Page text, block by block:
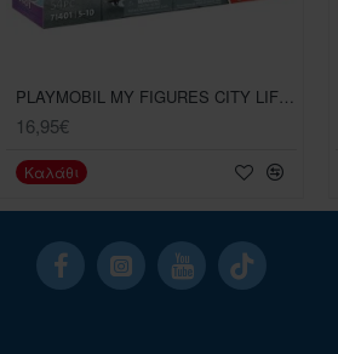
PLAYMOBIL MY FIGURES CITY LIFE ΖΩΗ ΣΤΗΝ ΠΟΛΗ
16,95€
Καλάθι